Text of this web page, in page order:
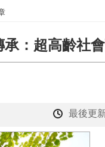
：超高齡社
最後更